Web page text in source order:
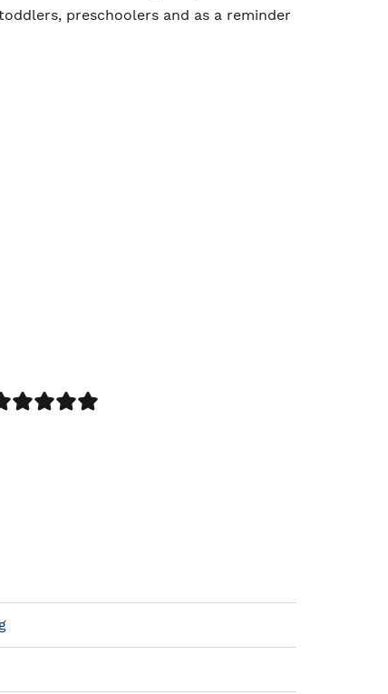
preschoolers and as a reminder